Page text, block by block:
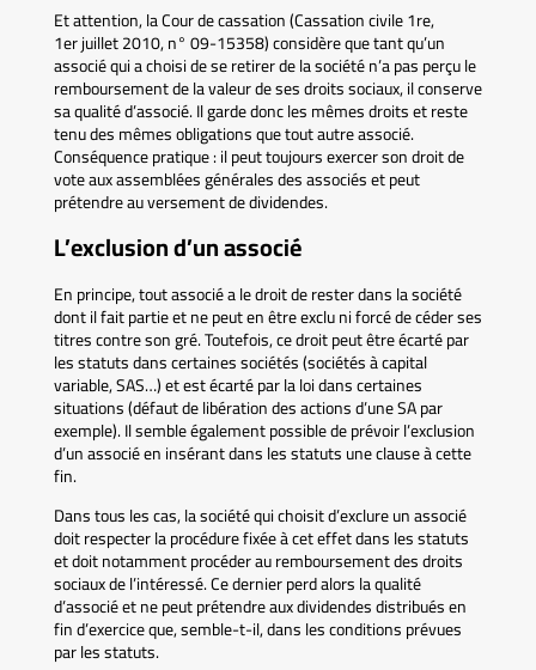
Et attention, la Cour de cassation (Cassation civile 1re,
1er juillet 2010, n° 09-15358) considère que tant qu’un
associé qui a choisi de se retirer de la société n’a pas perçu le
remboursement de la valeur de ses droits sociaux, il conserve
sa qualité d’associé. Il garde donc les mêmes droits et reste
tenu des mêmes obligations que tout autre associé.
Conséquence pratique : il peut toujours exercer son droit de
vote aux assemblées générales des associés et peut
prétendre au versement de dividendes.
L’exclusion d’un associé
En principe, tout associé a le droit de rester dans la société
dont il fait partie et ne peut en être exclu ni forcé de céder ses
titres contre son gré. Toutefois, ce droit peut être écarté par
les statuts dans certaines sociétés (sociétés à capital
variable, SAS…) et est écarté par la loi dans certaines
situations (défaut de libération des actions d’une SA par
exemple). Il semble également possible de prévoir l’exclusion
d’un associé en insérant dans les statuts une clause à cette
fin.
Dans tous les cas, la société qui choisit d’exclure un associé
doit respecter la procédure fixée à cet effet dans les statuts
et doit notamment procéder au remboursement des droits
sociaux de l’intéressé. Ce dernier perd alors la qualité
d’associé et ne peut prétendre aux dividendes distribués en
fin d’exercice que, semble-t-il, dans les conditions prévues
par les statuts.